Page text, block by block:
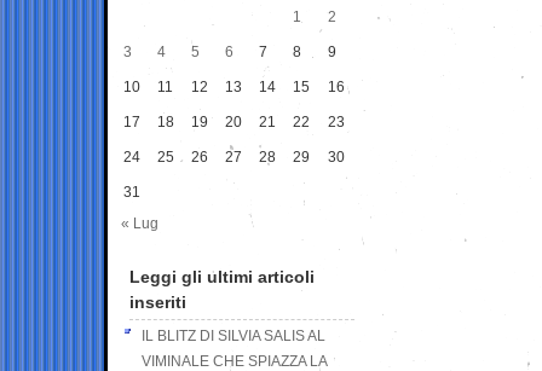
1
2
3 4 5 6 7 8 9
10 11 12 13 14 15 16
17 18 19 20 21 22 23
24 25 26 27 28 29 30
31
« Lug
Leggi gli ultimi articoli
inseriti
IL BLITZ DI SILVIA SALIS AL
VIMINALE CHE SPIAZZA LA